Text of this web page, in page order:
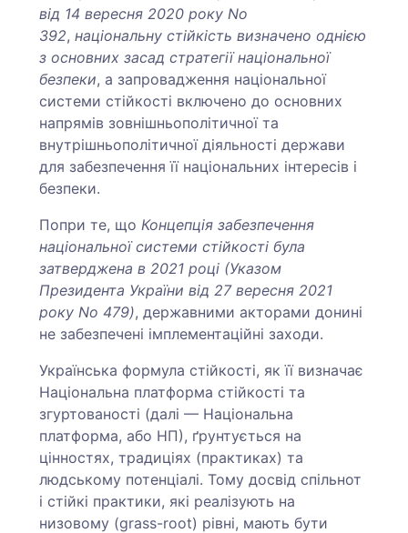
від 14 вересня 2020 року No
392,національну стійкість визначено однією
з основних засад стратегії національної
безпеки, а запровадження національної
системи стійкості включено до основних
напрямів зовнішньополітичної та
внутрішньополітичної діяльності держави
для забезпечення її національних інтересів і
безпеки.
Попри те, що Концепція забезпечення
національної системи стійкості була
затверджена в 2021 році (Указом
Президента України від 27 вересня 2021
року No 479), державними акторами донині
не забезпечені імплементаційні заходи.
Українська формула стійкості, як її визначає
Національна платформа стійкості та
згуртованості (далі — Національна
платформа, або НП), ґрунтується на
цінностях, традиціях (практиках) та
людському потенціалі. Тому досвід спільнот
і стійкі практики, які реалізують на
низовому (grass-root) рівні, мають бути